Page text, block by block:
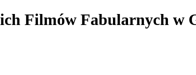
Filmów Fabularnych w